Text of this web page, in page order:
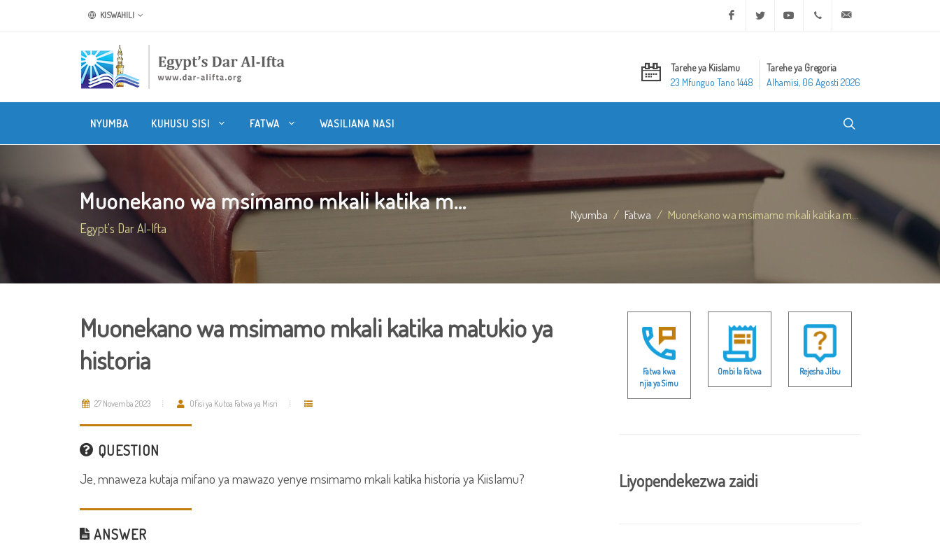
KISWAHILI Facebook Twitter Youtube +20 2 25970400
Tarehe ya Kiislamu
23 Mfunguo Tano 1448
Tarehe ya Gregoria
Alhamisi, 06 Agosti 2026
NYUMBA KUHUSU SISI FATWA WASILIANA NASI
Muonekano wa msimamo mkali katika m...
Egypt's Dar Al-Ifta
Nyumba Fatwa Muonekano wa msimamo mkali katika m...
Muonekano wa msimamo mkali katika matukio ya
historia
27 Novemba 2023 Ofisi ya Kutoa Fatwa ya Misri
QUESTION
Je, mnaweza kutaja mifano ya mawazo yenye msimamo mkali katika historia ya Kiislamu?
ANSWER
Fatwa kwa
njia ya Simu
Ombi la Fatwa Rejesha Jibu
Liyopendekezwa zaidi